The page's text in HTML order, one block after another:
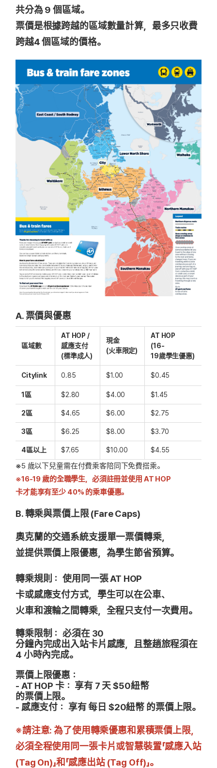
共分為 9 個區域。
票價是根據跨越的區域數量計算，最多只收費
跨越4 個區域的價格。
A. 票價與優惠
區域數
AT HOP /
感應支付
(標準成人)
現金
(火車限定)
AT HOP
(16-
19歲學生優惠)
Citylink 0.85 $1.00 $0.45
1區 $2.80 $4.00 $1.45
2區 $4.65 $6.00 $2.75
3區 $6.25 $8.00 $3.70
4區以上 $7.65 $10.00 $4.55
※5 歲以下兒童需在付費乘客陪同下免費搭乘。
※16-19 歲的全職學生，必須註冊並使用 AT HOP
卡才能享有至少 40% 的乘車優惠。
B. 轉乘與票價上限 (Fare Caps)
奧克蘭的交通系統支援單一票價轉乘，
並提供票價上限優惠，為學生節省預算。
轉乘規則：使用同一張 AT HOP
卡或感應支付方式，學生可以在公車、
火車和渡輪之間轉乘，全程只支付一次費用。
轉乘限制： 必須在 30
分鐘內完成出入站卡片感應，且整趟旅程須在
4 小時內完成。
票價上限優惠：
- AT HOP 卡： 享有 7 天 $50紐幣
的票價上限。
- 感應支付： 享有 每日 $20紐幣 的票價上限。
※請注意: 為了使用轉乘優惠和累積票價上限，
必須全程使用同一張卡片或智慧裝置「感應入站
(Tag On)」和「感應出站 (Tag Off)」。